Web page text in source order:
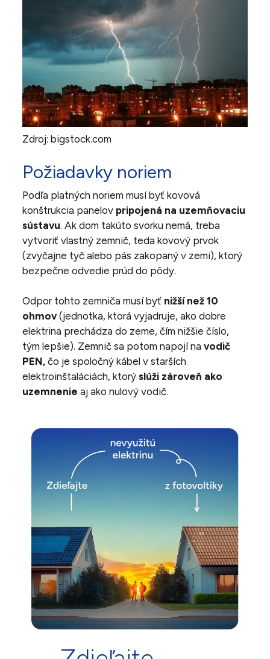
Zdroj: bigstock.com
Požiadavky noriem
Podľa platných noriem musí byť kovová
konštrukcia panelov pripojená na uzemňovaciu
sústavu. Ak dom takúto svorku nemá, treba
vytvoriť vlastný zemnič, teda kovový prvok
(zvyčajne tyč alebo pás zakopaný v zemi), ktorý
bezpečne odvedie prúd do pôdy.
Odpor tohto zemniča musí byť nižší než 10
ohmov(jednotka, ktorá vyjadruje, ako dobre
elektrina prechádza do zeme, čím nižšie číslo,
tým lepšie). Zemnič sa potom napojí navodič
PEN, čo je spoločný kábel v starších
elektroinštaláciách, ktorýslúži zároveň ako
uzemnenieaj ako nulový vodič.